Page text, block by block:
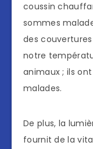
coussin
sommes
des
notre
animaux ; ils
malades.
De plus, la
fournit de la